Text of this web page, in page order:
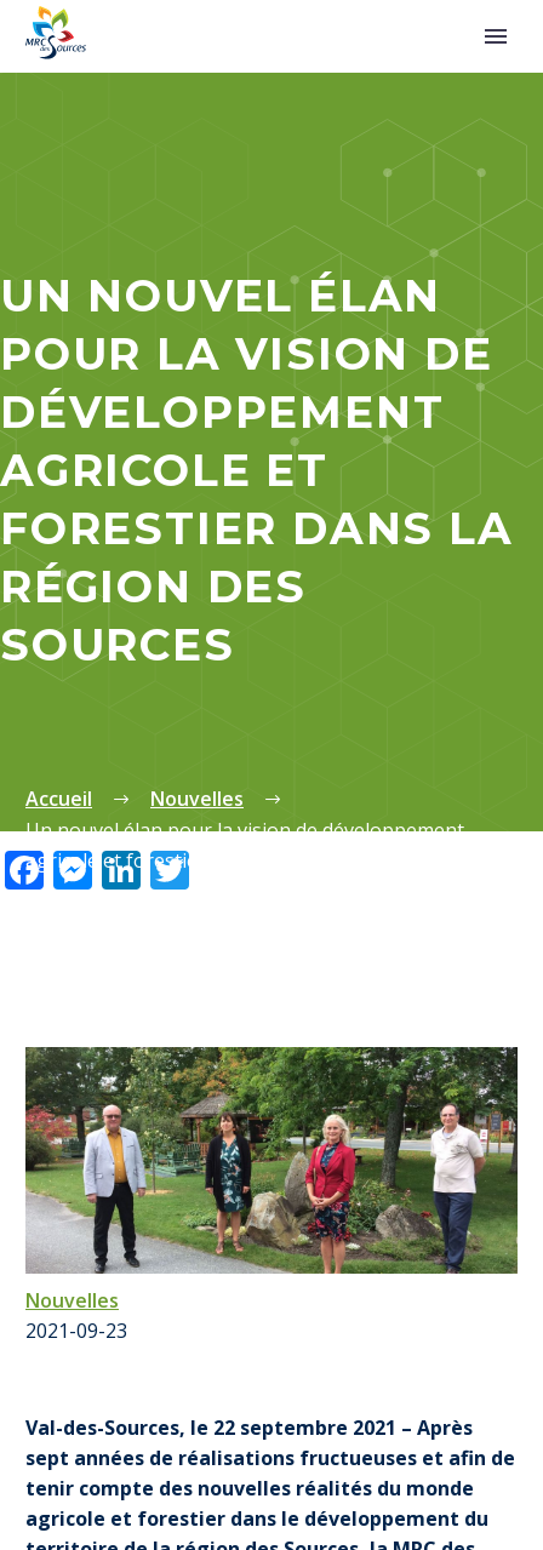
UN NOUVEL ÉLAN
POUR LA VISION DE
DÉVELOPPEMENT
AGRICOLE ET
FORESTIER DANS LA
RÉGION DES
SOURCES
Facebook
Messenger
LinkedIn
Accueil
Nouvelles
Un nouvel élan pour la vision de développement
agricole et forestier dans la région des Sources
Nouvelles
2021-09-23
Val-des-Sources, le 22 septembre 2021 – Après
sept années de réalisations fructueuses et afin de
tenir compte des nouvelles réalités du monde
agricole et forestier dans le développement du